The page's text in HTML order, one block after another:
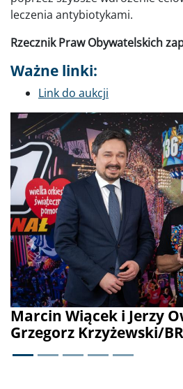
leczenia antybiotykami.
Rzecznik Praw Obywatelskich
Ważne linki:
Link do aukcji
Wiącek i Jerzy
Krzyżewski/BRPO
Poprzednie